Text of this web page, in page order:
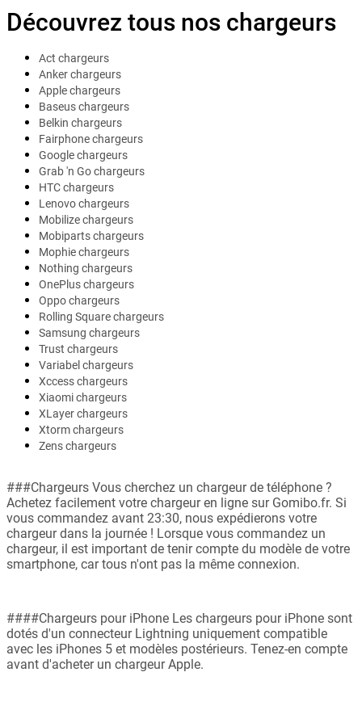
Découvrez tous nos chargeurs
Act chargeurs
Anker chargeurs
Apple chargeurs
Baseus chargeurs
Belkin chargeurs
Fairphone chargeurs
Google chargeurs
Grab 'n Go chargeurs
HTC chargeurs
Lenovo chargeurs
Mobilize chargeurs
Mobiparts chargeurs
Mophie chargeurs
Nothing chargeurs
OnePlus chargeurs
Oppo chargeurs
Rolling Square chargeurs
Samsung chargeurs
Trust chargeurs
Variabel chargeurs
Xccess chargeurs
Xiaomi chargeurs
XLayer chargeurs
Xtorm chargeurs
Zens chargeurs
###Chargeurs Vous cherchez un chargeur de téléphone ?
Achetez facilement votre chargeur en ligne sur Gomibo.fr. Si
vous commandez avant 23:30, nous expédierons votre
chargeur dans la journée ! Lorsque vous commandez un
chargeur, il est important de tenir compte du modèle de votre
smartphone, car tous n'ont pas la même connexion.
####Chargeurs pour iPhone Les chargeurs pour iPhone sont
dotés d'un connecteur Lightning uniquement compatible
avec les iPhones 5 et modèles postérieurs. Tenez-en compte
avant d'acheter un chargeur Apple.